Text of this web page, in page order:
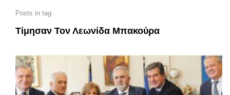
Posts in tag
Τίμησαν Τον Λεωνίδα Μπακούρα